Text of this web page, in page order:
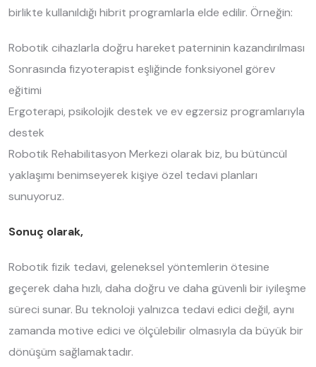
birlikte kullanıldığı hibrit programlarla elde edilir. Örneğin:
Robotik cihazlarla doğru hareket paterninin kazandırılması
Sonrasında fizyoterapist eşliğinde fonksiyonel görev
eğitimi
Ergoterapi, psikolojik destek ve ev egzersiz programlarıyla
destek
Robotik Rehabilitasyon Merkezi olarak biz, bu bütüncül
yaklaşımı benimseyerek kişiye özel tedavi planları
sunuyoruz.
Sonuç olarak,
Robotik fizik tedavi, geleneksel yöntemlerin ötesine
geçerek daha hızlı, daha doğru ve daha güvenli bir iyileşme
süreci sunar. Bu teknoloji yalnızca tedavi edici değil, aynı
zamanda motive edici ve ölçülebilir olmasıyla da büyük bir
dönüşüm sağlamaktadır.